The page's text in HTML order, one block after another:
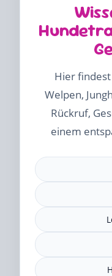
Hier
Welpen,
Rückruf,
einem